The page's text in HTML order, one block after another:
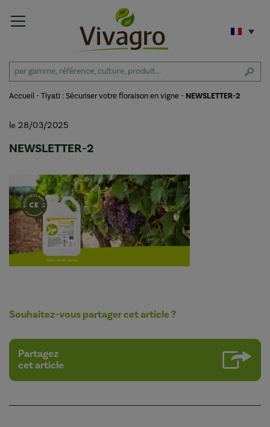
Accueil -Tiyati : Sécuriser votre floraison en vigne - NEWSLETTER-2
le 28/03/2025
NEWSLETTER-2
Souhaitez-vous partager cet article ?
Partagez
cet article